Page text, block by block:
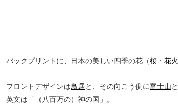
バックプリントに、日本の美しい四季の花（桜 ・ 花火
フロントデザインは鳥居と、その向こう側に富士山と
英文は「（八百万の）神の国」。